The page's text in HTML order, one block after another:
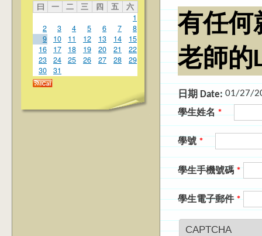
曰 一 二 三 四 五
六
1
2
3 4 5 6 7
8
9
10 11 12 13 14
15
16
17 18 19 20 21
22
23
24 25 26 27 28
29
30
31
有任何
老師的
日期 Date:01/27/
學生姓名*
學號 *
學生手機號碼*
學生電子郵件*
CAPTCHA